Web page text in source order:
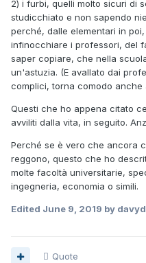
2) i furbi, quelli molto sicuri di
studicchiato e non sapendo
perché, dalle elementari in
infinocchiare i professori, del
saper copiare, che nella
un'astuzia. (E avallato dai
complici, torna comodo anche
Questi che ho appena citato
avviliti dalla vita, in seguito.
Perché se è vero che ancora
reggono, questo che ho
molte facoltà universitarie,
ingegneria, economia o simili.
Edited June 9, 2019 by
Quote